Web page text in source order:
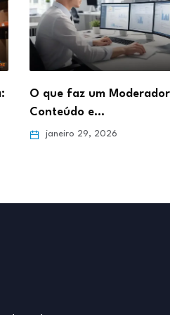
Como ser um
trabalhando de…
janeiro 29, 2026